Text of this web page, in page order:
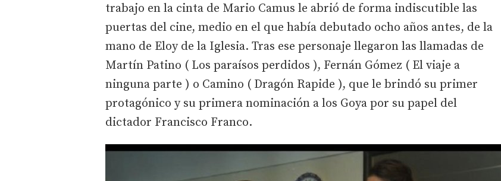
trabajo en la cinta de Mario Camus le abrió de forma indiscutible las
puertas del cine, medio en el que había debutado ocho años antes, de la
mano de Eloy de la Iglesia. Tras ese personaje llegaron las llamadas de
Martín Patino ( Los paraísos perdidos ), Fernán Gómez ( El viaje a
ninguna parte ) o Camino ( Dragón Rapide ), que le brindó su primer
protagónico y su primera nominación a los Goya por su papel del
dictador Francisco Franco.